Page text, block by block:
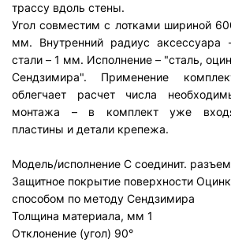
трассу вдоль стены.
Угол совместим с лотками шириной
мм. Внутренний радиус
стали – 1 мм. Исполнение – "сталь,
Сендзимира". Применение
облегчает расчет числа
монтажа – в комплект уже
пластины и детали крепежа.
Модель/исполнение С соединит.
Защитное покрытие поверхности
способом по методу Сендзимира
Толщина материала, мм 1
Отклонение (угол) 90°